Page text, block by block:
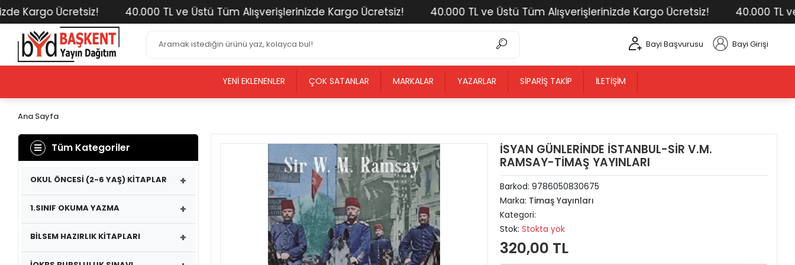
Ücretsiz! 40.000 TL ve Üstü Tüm Alışverişlerinizde Kargo Ücretsiz! 40.000 TL ve Üstü Tüm Alışverişlerinizde Kargo Ücretsiz! 40.000 TL ve
Bayi Başvurusu Bayi Girişi
YENI EKLENENLER ÇOK SATANLAR MARKALAR YAZARLAR SIPARIŞ TAKIP İLETIŞIM
Ana Sayfa
Tüm Kategoriler
OKUL ÖNCESİ (2-6 YAŞ) KİTAPLAR +
1.SINIF OKUMA YAZMA +
BİLSEM HAZIRLIK KİTAPLARI +
İSYAN GÜNLERİNDE İSTANBUL-SİR V.M.
RAMSAY-TİMAŞ YAYINLARI
Barkod: 9786050830675
Marka: Timaş Yayınları
Kategori:
Stok: Stokta yok
320,00 TL